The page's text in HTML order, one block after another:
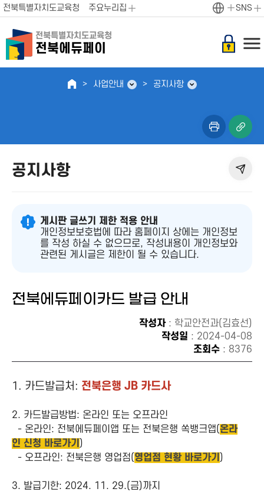
전북특별자치도교육청 주요누리집 SNS
전북특별자치도교육청
전북에듀페이
사업안내 공지사항
공지사항
게시판 글쓰기 제한 적용 안내
개인정보보호법에 따라 홈페이지 상에는 개인정보
를 작성 하실 수 없으므로, 작성내용이 개인정보와
관련된 게시글은 제한이 될 수 있습니다.
전북에듀페이카드 발급 안내
작성자: 학교안전과(김효선)
작성일 : 2024-04-08
조회수 : 8376
1. 카드발급처: 전북은행 JB 카드사
2. 카드발급방법: 온라인 또는 오프라인
- 온라인: 전북에듀페이앱 또는 전북은행 쏙뱅크앱(온라
인 신청 바로가기 )
- 오프라인: 전북은행 영업점(영업점 현황 바로가기 )
3. 발급기한: 2024. 11. 29.(금)까지